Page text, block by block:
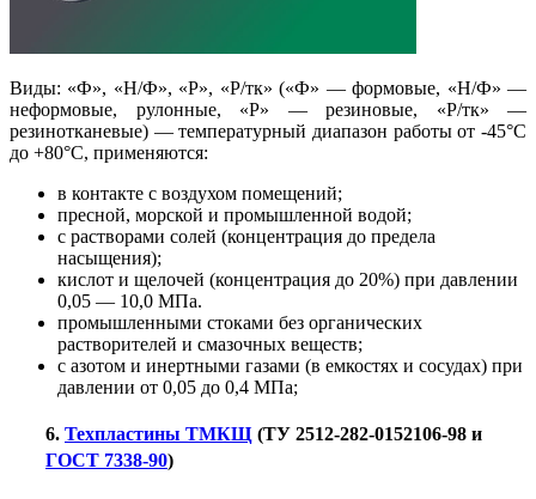
Виды: «Ф», «Н/Ф», «Р», «Р/тк» («Ф» — формовые, «Н/Ф» —
неформовые, рулонные, «Р» — резиновые, «Р/тк» —
резинотканевые) — температурный диапазон работы от -45°С
до +80°С, применяются:
в контакте с воздухом помещений;
пресной, морской и промышленной водой;
с растворами солей (концентрация до предела
насыщения);
кислот и щелочей (концентрация до 20%) при давлении
0,05 — 10,0 МПа.
промышленными стоками без органических
растворителей и смазочных веществ;
с азотом и инертными газами (в емкостях и сосудах) при
давлении от 0,05 до 0,4 МПа;
6. Техпластины ТМКЩ (ТУ 2512-282-0152106-98 и
ГОСТ 7338-90)